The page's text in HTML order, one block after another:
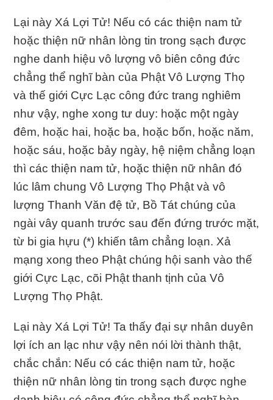
Lại này Xá Lợi Tử! Nếu có các thiện nam tử
hoặc thiện nữ nhân lòng tin trong sạch được
nghe danh hiệu vô lượng vô biên công đức
chẳng thể nghĩ bàn của Phật Vô Lượng Thọ
và thế giới Cực Lạc công đức trang nghiêm
như vậy, nghe xong tư duy: hoặc một ngày
đêm, hoặc hai, hoặc ba, hoặc bốn, hoặc năm,
hoặc sáu, hoặc bảy ngày, hệ niệm chẳng loạn
thì các thiện nam tử, hoặc thiện nữ nhân đó
lúc lâm chung Vô Lượng Thọ Phật và vô
lượng Thanh Văn đệ tử, Bồ Tát chúng của
ngài vây quanh trước sau đến đứng trước mặt,
từ bi gia hựu (*) khiến tâm chẳng loạn. Xả
mạng xong theo Phật chúng hội sanh vào thế
giới Cực Lạc, cõi Phật thanh tịnh của Vô
Lượng Thọ Phật.
Lại này Xá Lợi Tử! Ta thấy đại sự nhân duyên
lợi ích an lạc như vậy nên nói lời thành thật,
chắc chắn: Nếu có các thiện nam tử, hoặc
thiện nữ nhân lòng tin trong sạch được nghe